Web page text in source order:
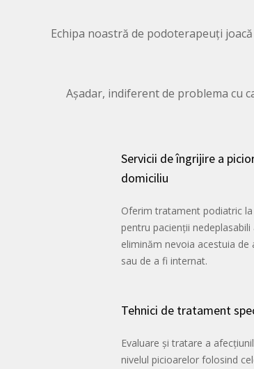
Echipa noastră de podoterapeuți
Așadar, indiferent de problema cu
Servicii de îngrijire a
domiciliu
Oferim tratament podiatric
pentru pacienții nedeplasabili
eliminăm nevoia acestuia de
sau de a fi internat.
Tehnici de tratament
Evaluare și tratare a
nivelul picioarelor folosind